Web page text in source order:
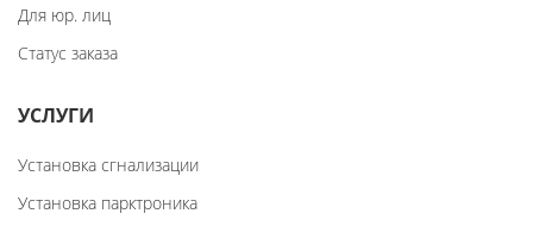
Для юр. лиц
Статус заказа
УСЛУГИ
Установка сгнализации
Установка парктроника